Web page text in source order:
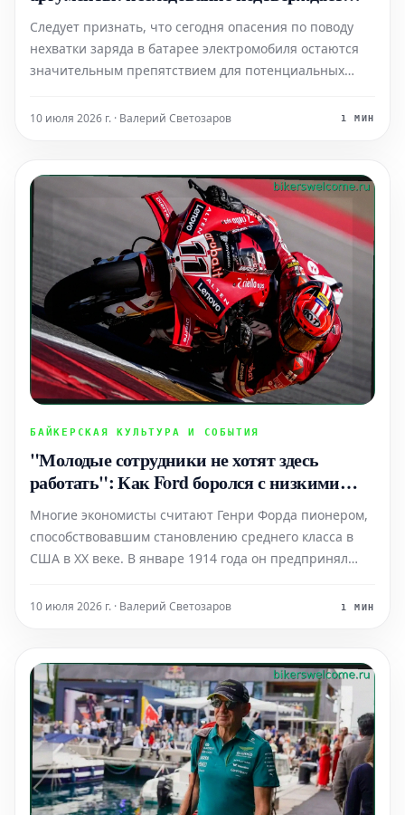
высокую долговечность батарей
Следует признать, что сегодня опасения по поводу
нехватки заряда в батарее электромобиля остаются
значительным препятствием для потенциальных
проведенному компанией Recurrent и
10 июля 2026 г. · Валерий Светозаров 1 МИН
БАЙКЕРСКАЯ КУЛЬТУРА И СОБЫТИЯ
"Молодые сотрудники не хотят здесь
работать": Как Ford боролся с низкими
зарплатами и подработками в Amazon, и
почему реакция CEO была образцовой
Многие экономисты считают Генри Форда пионером,
способствовавшим становлению среднего класса в
США в XX веке. В январе 1914 года он предпринял
плату своих рабочих до 5 долларов за восьмичасовой
10 июля 2026 г. · Валерий Светозаров 1 МИН